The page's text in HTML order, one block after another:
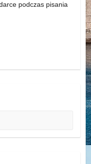
podczas pisania